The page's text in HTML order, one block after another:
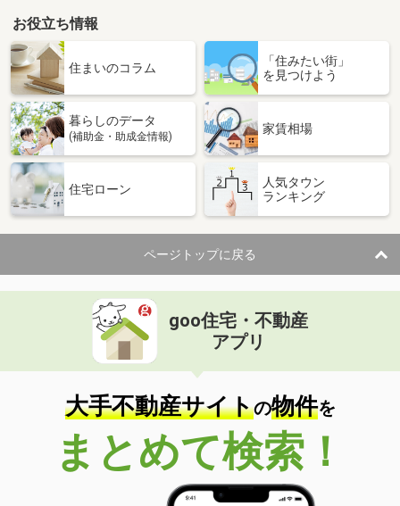
お役立ち情報
住まいのコラム
「住みたい街」
を見つけよう
暮らしのデータ
(補助金・助成金情報)
家賃相場
住宅ローン
人気タウン
ランキング
ページトップに戻る
goo住宅・不動産
アプリ
大手不動産サイトの物件を
まとめて検索！